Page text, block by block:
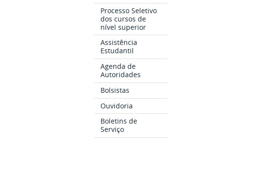
Processo Seletivo
dos cursos de
nível superior
Assistência
Estudantil
Agenda de
Autoridades
Bolsistas
Ouvidoria
Boletins de
Serviço